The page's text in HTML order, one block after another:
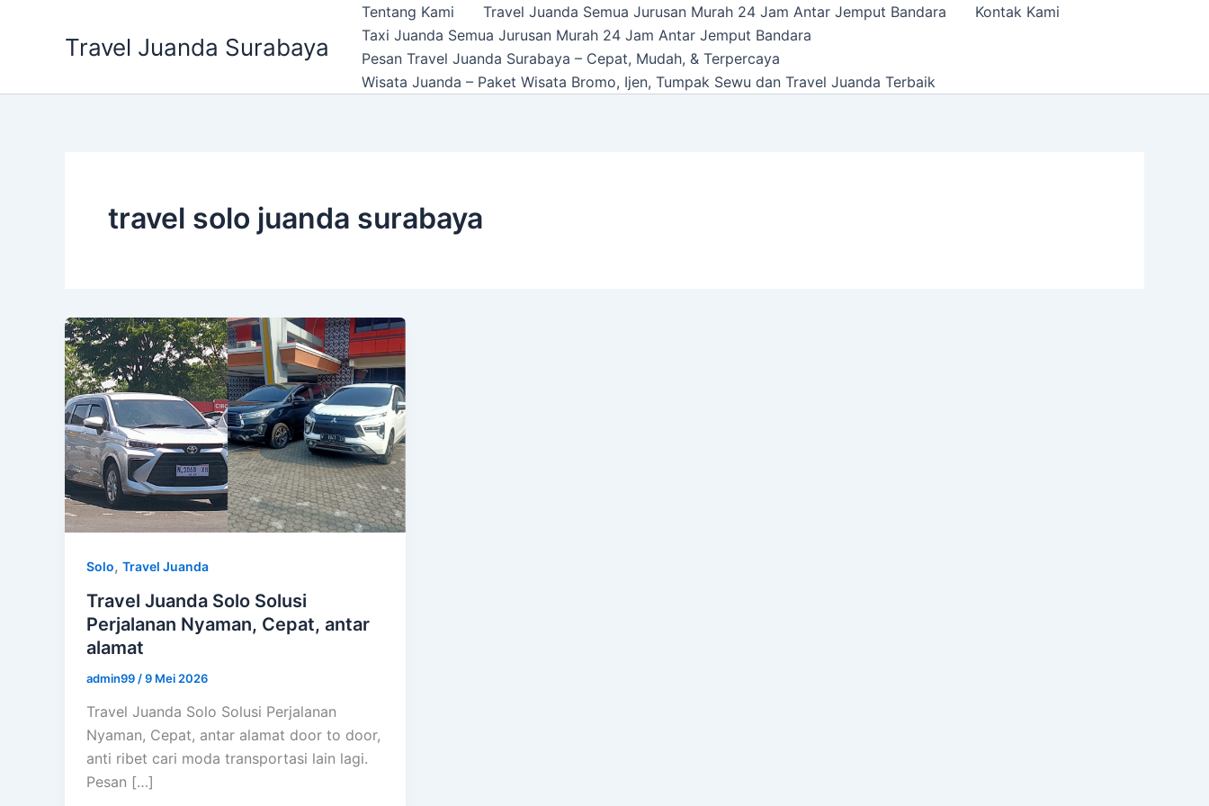
Travel Juanda Surabaya
Tentang Kami Travel Juanda Semua Jurusan Murah 24 Jam Antar Jemput Bandara
Kontak Kami
Taxi Juanda Semua Jurusan Murah 24 Jam Antar Jemput Bandara
Pesan Travel Juanda Surabaya – Cepat, Mudah, & Terpercaya
Wisata Juanda – Paket Wisata Bromo, Ijen, Tumpak Sewu dan Travel Juanda Terbaik
travel solo juanda surabaya
Solo, Travel Juanda
Travel Juanda Solo Solusi
Perjalanan Nyaman, Cepat, antar
alamat
admin99 /9 Mei 2026
Travel Juanda Solo Solusi Perjalanan
Nyaman, Cepat, antar alamat door to door,
anti ribet cari moda transportasi lain lagi.
Pesan […]